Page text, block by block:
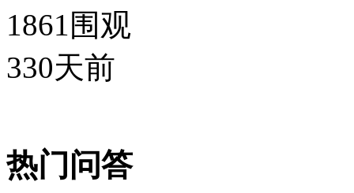
1861 围观
330天前
热门问答